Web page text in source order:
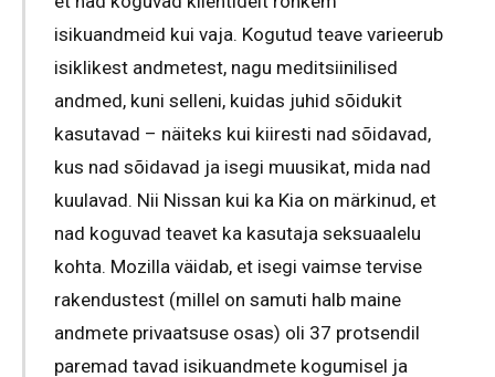
isikuandmeid kui vaja. Kogutud teave varieerub
isiklikest andmetest, nagu meditsiinilised
andmed, kuni selleni, kuidas juhid sõidukit
kasutavad – näiteks kui kiiresti nad sõidavad,
kus nad sõidavad ja isegi muusikat, mida nad
kuulavad. Nii Nissan kui ka Kia on märkinud, et
nad koguvad teavet ka kasutaja seksuaalelu
kohta. Mozilla väidab, et isegi vaimse tervise
rakendustest (millel on samuti halb maine
andmete privaatsuse osas) oli 37 protsendil
paremad tavad isikuandmete kogumisel ja